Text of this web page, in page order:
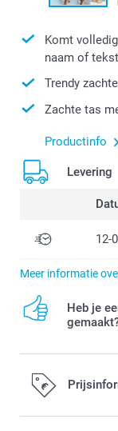
Komt
naam of tekst
Trendy
Zachte tas
Productinfo
Levering
12-
Meer informatie
Heb je